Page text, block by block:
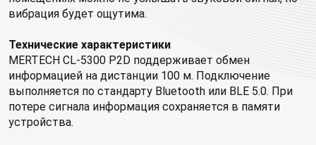
вибрация будет ощутима.
Технические характеристики
MERTECH CL-5300 P2D поддерживает обмен
информацией на дистанции 100 м. Подключение
выполняется по стандарту Bluetooth или BLE 5.0. При
потере сигнала информация сохраняется в памяти
устройства.